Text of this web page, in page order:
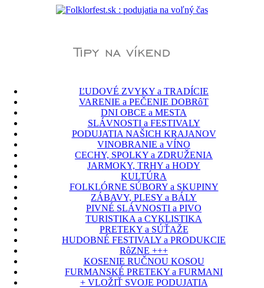
ĽUDOVÉ ZVYKY a TRADÍCIE
VARENIE a PEČENIE DOBRôT
DNI OBCE a MESTA
SLÁVNOSTI a FESTIVALY
PODUJATIA NAŠICH KRAJANOV
VINOBRANIE a VÍNO
CECHY, SPOLKY a ZDRUŽENIA
JARMOKY, TRHY a HODY
KULTÚRA
FOLKLÓRNE SÚBORY a SKUPINY
ZÁBAVY, PLESY a BÁLY
PIVNÉ SLÁVNOSTI a PIVO
TURISTIKA a CYKLISTIKA
PRETEKY a SÚŤAŽE
HUDOBNÉ FESTIVALY a PRODUKCIE
RôZNE +++
KOSENIE RUČNOU KOSOU
FURMANSKÉ PRETEKY a FURMANI
+ VLOŽIŤ SVOJE PODUJATIA